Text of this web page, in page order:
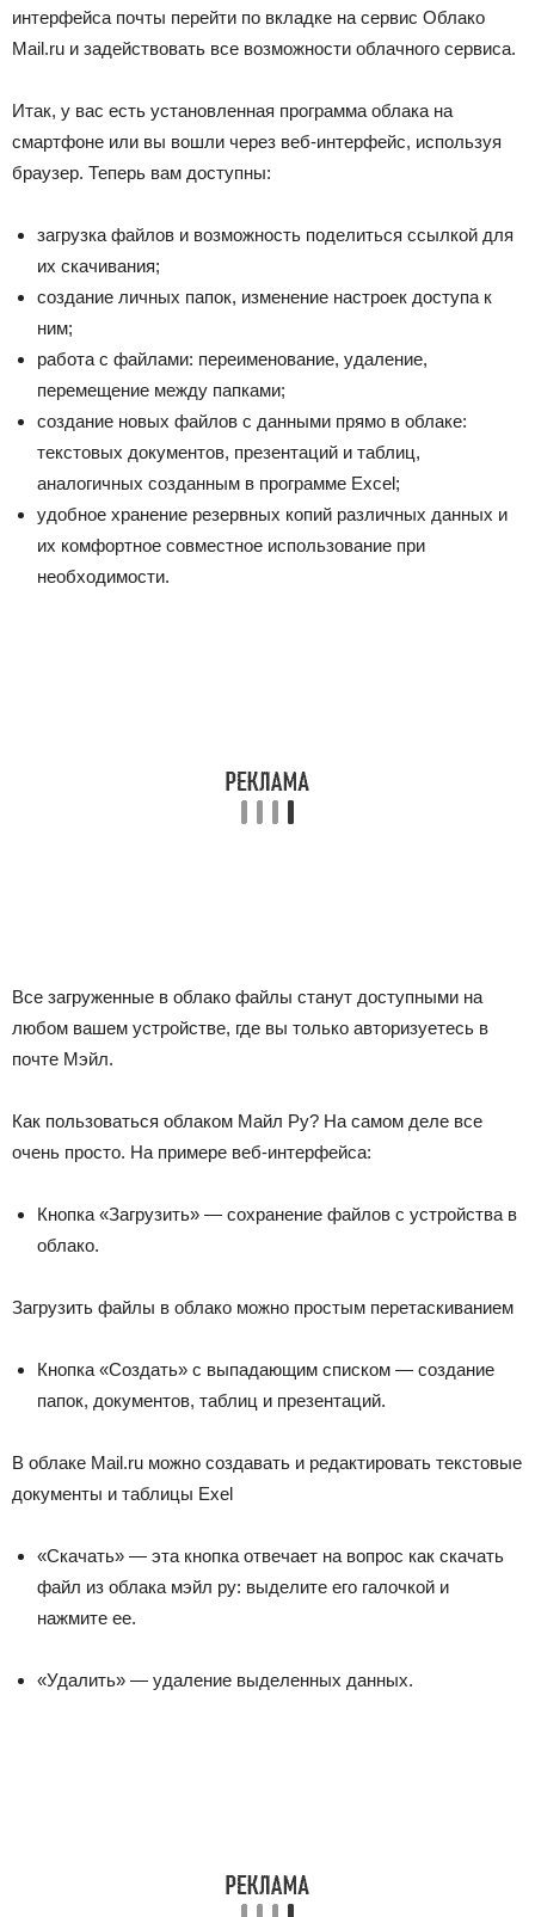
интерфейса почты перейти по вкладке на сервис Облако
Mail.ru и задействовать все возможности облачного сервиса.
Итак, у вас есть установленная программа облака на
смартфоне или вы вошли через веб-интерфейс, используя
браузер. Теперь вам доступны:
загрузка файлов и возможность поделиться ссылкой для
их скачивания;
создание личных папок, изменение настроек доступа к
ним;
работа с файлами: переименование, удаление,
перемещение между папками;
создание новых файлов с данными прямо в облаке:
текстовых документов, презентаций и таблиц,
аналогичных созданным в программе Excel;
удобное хранение резервных копий различных данных и
их комфортное совместное использование при
необходимости.
Все загруженные в облако файлы станут доступными на
любом вашем устройстве, где вы только авторизуетесь в
почте Мэйл.
Как пользоваться облаком Майл Ру? На самом деле все
очень просто. На примере веб-интерфейса:
Кнопка «Загрузить» — сохранение файлов с устройства в
облако.
Загрузить файлы в облако можно простым перетаскиванием
Кнопка «Создать» с выпадающим списком — создание
папок, документов, таблиц и презентаций.
В облаке Mail.ru можно создавать и редактировать текстовые
документы и таблицы Exel
«Скачать» — эта кнопка отвечает на вопрос как скачать
файл из облака мэйл ру: выделите его галочкой и
нажмите ее.
«Удалить» — удаление выделенных данных.